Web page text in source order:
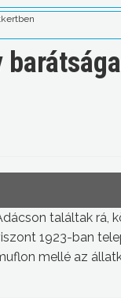
találtak rá,
1923-ban
mellé az